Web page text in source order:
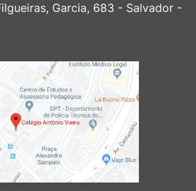
Garcia, 683 - Salvador -